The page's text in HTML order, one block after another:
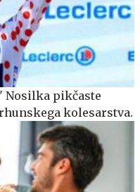
Nosilka pikčaste
kolesarstva.